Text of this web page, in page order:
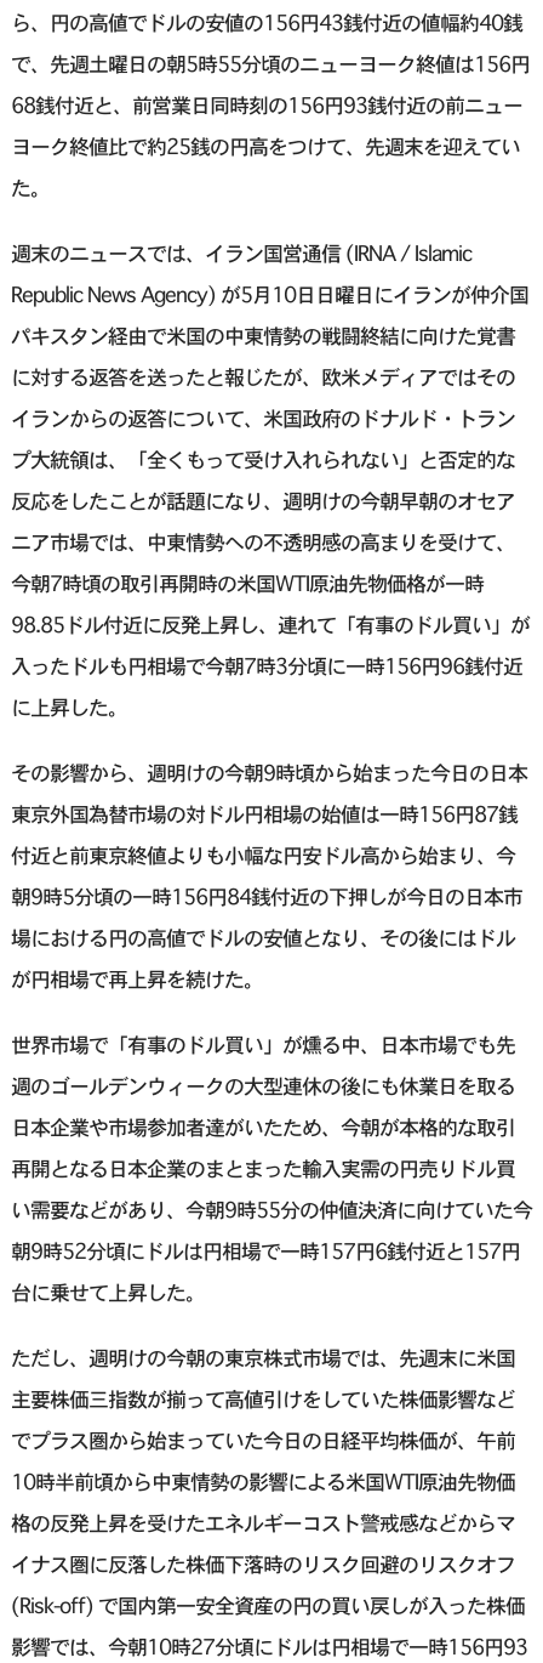
ら、円の高値でドルの安値の156円43銭付近の値幅約40銭
で、先週土曜日の朝5時55分頃のニューヨーク終値は156円
68銭付近と、前営業日同時刻の156円93銭付近の前ニュー
ヨーク終値比で約25銭の円高をつけて、先週末を迎えてい
た。
週末のニュースでは、イラン国営通信 (IRNA / Islamic
Republic News Agency) が5月10日日曜日にイランが仲介国
パキスタン経由で米国の中東情勢の戦闘終結に向けた覚書
に対する返答を送ったと報じたが、欧米メディアではその
イランからの返答について、米国政府のドナルド・トラン
プ大統領は、「全くもって受け入れられない」と否定的な
反応をしたことが話題になり、週明けの今朝早朝のオセア
ニア市場では、中東情勢への不透明感の高まりを受けて、
今朝7時頃の取引再開時の米国WTI原油先物価格が一時
98.85ドル付近に反発上昇し、連れて「有事のドル買い」が
入ったドルも円相場で今朝7時3分頃に一時156円96銭付近
に上昇した。
その影響から、週明けの今朝9時頃から始まった今日の日本
東京外国為替市場の対ドル円相場の始値は一時156円87銭
付近と前東京終値よりも小幅な円安ドル高から始まり、今
朝9時5分頃の一時156円84銭付近の下押しが今日の日本市
場における円の高値でドルの安値となり、その後にはドル
が円相場で再上昇を続けた。
世界市場で「有事のドル買い」が燻る中、日本市場でも先
週のゴールデンウィークの大型連休の後にも休業日を取る
日本企業や市場参加者達がいたため、今朝が本格的な取引
再開となる日本企業のまとまった輸入実需の円売りドル買
い需要などがあり、今朝9時55分の仲値決済に向けていた今
朝9時52分頃にドルは円相場で一時157円6銭付近と157円
台に乗せて上昇した。
ただし、週明けの今朝の東京株式市場では、先週末に米国
主要株価三指数が揃って高値引けをしていた株価影響など
でプラス圏から始まっていた今日の日経平均株価が、午前
10時半前頃から中東情勢の影響による米国WTI原油先物価
格の反発上昇を受けたエネルギーコスト警戒感などからマ
イナス圏に反落した株価下落時のリスク回避のリスクオフ
(Risk-off) で国内第一安全資産の円の買い戻しが入った株価
影響では、今朝10時27分頃にドルは円相場で一時156円93